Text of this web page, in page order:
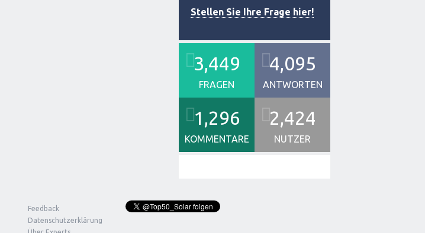
Stellen Sie Ihre Frage hier!
3,449
FRAGEN
4,095
ANTWORTEN
1,296
KOMMENTARE
2,424
NUTZER
Feedback
Datenschutzerklärung